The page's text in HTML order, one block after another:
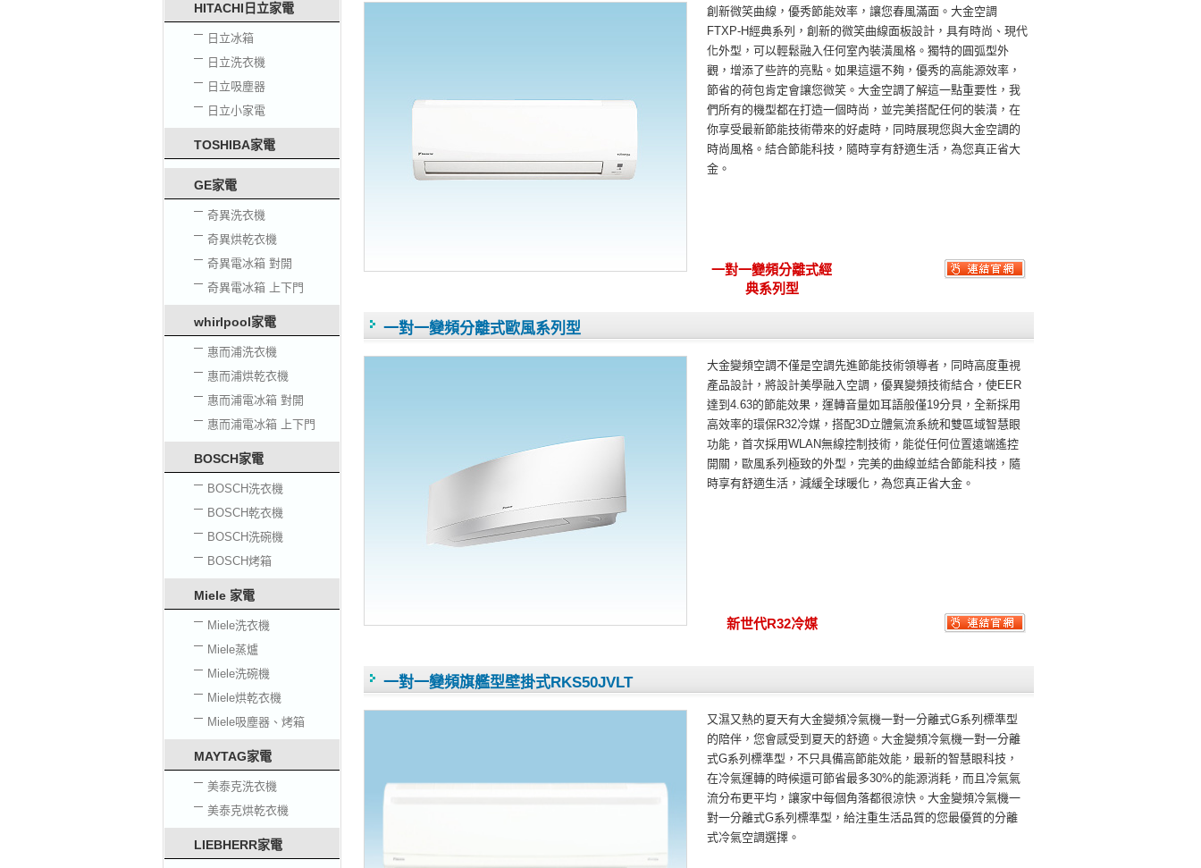
HITACHI日立家電
日立冰箱
日立洗衣機
日立吸塵器
日立小家電
TOSHIBA家電
GE家電
奇異洗衣機
奇異烘乾衣機
奇異電冰箱 對開
奇異電冰箱 上下門
whirlpool家電
惠而浦洗衣機
惠而浦烘乾衣機
惠而浦電冰箱 對開
惠而浦電冰箱 上下門
BOSCH家電
BOSCH洗衣機
BOSCH乾衣機
BOSCH洗碗機
BOSCH烤箱
Miele 家電
Miele洗衣機
Miele蒸爐
Miele洗碗機
Miele烘乾衣機
Miele吸塵器、烤箱
MAYTAG家電
美泰克洗衣機
美泰克烘乾衣機
LIEBHERR家電
創新微笑曲線，優秀節能效率，讓您春風滿面。大金空調
FTXP-H經典系列，創新的微笑曲線面板設計，具有時尚、現代
化外型，可以輕鬆融入任何室內裝潢風格。獨特的圓弧型外
觀，增添了些許的亮點。如果這還不夠，優秀的高能源效率，
節省的荷包肯定會讓您微笑。大金空調了解這一點重要性，我
們所有的機型都在打造一個時尚，並完美搭配任何的裝潢，在
你享受最新節能技術帶來的好處時，同時展現您與大金空調的
時尚風格。結合節能科技，隨時享有舒適生活，為您真正省大
金。
一對一變頻分離式經
典系列型
一對一變頻分離式歐風系列型
大金變頻空調不僅是空調先進節能技術領導者，同時高度重視
產品設計，將設計美學融入空調，優異變頻技術結合，使EER
達到4.63的節能效果，運轉音量如耳語般僅19分貝，全新採用
高效率的環保R32冷媒，搭配3D立體氣流系統和雙區域智慧眼
功能，首次採用WLAN無線控制技術，能從任何位置遠端遙控
開關，歐風系列極致的外型，完美的曲線並結合節能科技，隨
時享有舒適生活，減緩全球暖化，為您真正省大金。
新世代R32冷媒
一對一變頻旗艦型壁掛式RKS50JVLT
又濕又熱的夏天有大金變頻冷氣機一對一分離式G系列標準型
的陪伴，您會感受到夏天的舒適。大金變頻冷氣機一對一分離
式G系列標準型，不只具備高節能效能，最新的智慧眼科技，
在冷氣運轉的時候還可節省最多30%的能源消耗，而且冷氣氣
流分布更平均，讓家中每個角落都很涼快。大金變頻冷氣機一
對一分離式G系列標準型，給注重生活品質的您最優質的分離
式冷氣空調選擇。